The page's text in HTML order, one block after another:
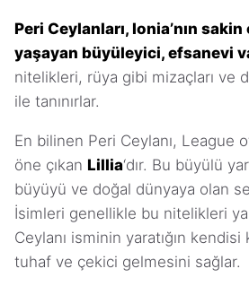
Peri Ceylanları, Ionia’nın
yaşayan büyüleyici, efsanevi
nitelikleri, rüya gibi mizaçları ve
ile tanınırlar.
En bilinen Peri Ceylanı, League
öne çıkan Lillia‘dır. Bu büyülü
büyüyü ve doğal dünyaya olan
İsimleri genellikle bu nitelikleri
Ceylanı isminin yaratığın
tuhaf ve çekici gelmesini sağlar.